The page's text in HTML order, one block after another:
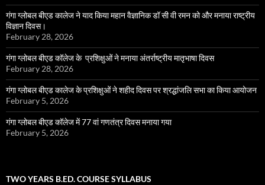
गंगा ग्लोबल बीएड कालेज ने याद किया महान वैज्ञानिक डॉ सी वी रमन को और मनाया राष्ट्रीय
विज्ञान दिवस।
February 28, 2026
गंगा ग्लोबल बीएड कॉलेज के प्रशिक्षुओं ने मनाया अंतर्राष्ट्रीय मातृभाषा दिवस
February 28, 2026
गंगा ग्लोबल बीएड कालेज के प्रशिक्षुओं ने शहीद दिवस पर श्रद्धांजलि सभा का किया आयोजन
February 5, 2026
गंगा ग्लोबल बीएड कॉलेज में 77 वां गणतंत्र दिवस मनाया गया
February 5, 2026
TWO YEARS B.ED. COURSE SYLLABUS